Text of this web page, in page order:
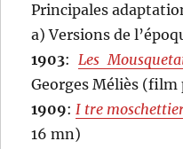
Principales
a) Versions de
1903: Les
Georges Méliès (film
1909:I tre
16 mn)